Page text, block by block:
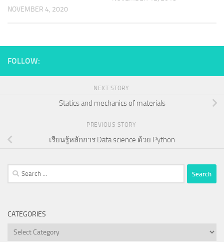
NOVEMBER 4, 2020
FOLLOW:
NEXT STORY
Statics and mechanics of materials
PREVIOUS STORY
เรียนรู้หลักการ Data science ด้วย Python
Search
for:
CATEGORIES
Categories